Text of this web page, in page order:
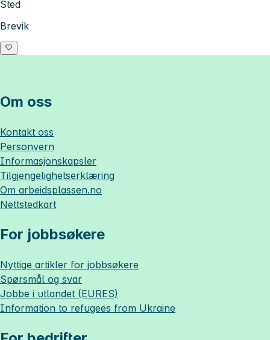
Sted
Brevik
Om oss
Kontakt oss
Personvern
Informasjonskapsler
Tilgjengelighetserklæring
Om arbeidsplassen.no
Nettstedkart
For jobbsøkere
Nyttige artikler for jobbsøkere
Spørsmål og svar
Jobbe i utlandet (EURES)
Information to refugees from Ukraine